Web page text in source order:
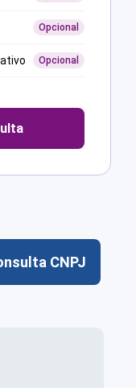
Opcional
Opcional
CNPJ